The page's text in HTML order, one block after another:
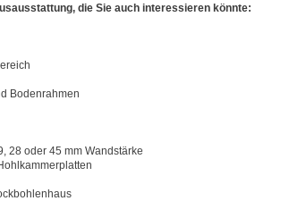
die Sie auch interessieren könnte:
Bodenrahmen
28 oder 45 mm Wandstärke